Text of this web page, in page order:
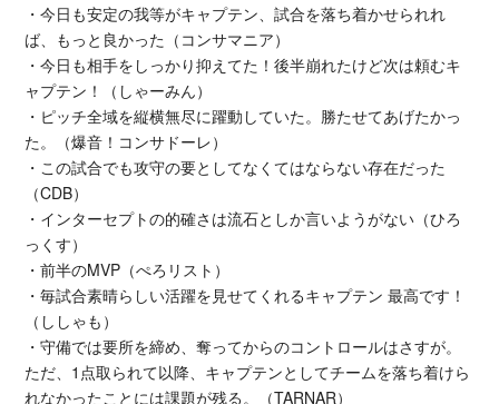
・今日も安定の我等がキャプテン、試合を落ち着かせられれ
ば、もっと良かった（コンサマニア）
・今日も相手をしっかり抑えてた！後半崩れたけど次は頼むキ
ャプテン！（しゃーみん）
・ピッチ全域を縦横無尽に躍動していた。勝たせてあげたかっ
た。（爆音！コンサドーレ）
・この試合でも攻守の要としてなくてはならない存在だった
（CDB）
・インターセプトの的確さは流石としか言いようがない（ひろ
っくす）
・前半のMVP（ぺろリスト）
・毎試合素晴らしい活躍を見せてくれるキャプテン 最高です！
（ししゃも）
・守備では要所を締め、奪ってからのコントロールはさすが。
ただ、1点取られて以降、キャプテンとしてチームを落ち着けら
れなかったことには課題が残る。（TARNAR）